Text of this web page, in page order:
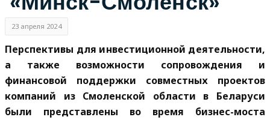
23 апреля 2024
Перспективы для инвестиционной деятельности,
а также возможности сопровождения и
финансовой поддержки совместных проектов
компаний из Смоленской области в Беларуси
были представлены во время бизнес-моста